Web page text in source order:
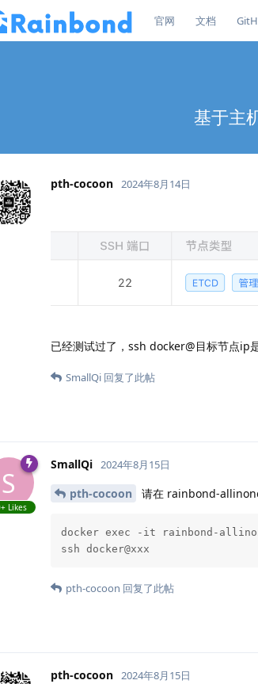
官网 文档
基于主
pth-cocoon 2024年8月14日
已经测试过了，ssh docker@目标节点ip
SmallQi 回复了此帖
S
SmallQi 2024年8月15日
Likes
pth-cocoon 请在 rainbond-
docker exec -it rainbond-
ssh docker@xxx
pth-cocoon 回复了此帖
pth-cocoon 2024年8月15日